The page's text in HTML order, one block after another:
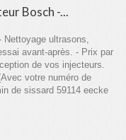
Bosch -...
Nettoyage ultrasons,
avant-après. - Prix par
de vos injecteurs.
votre numéro de
de sissard 59114 eecke